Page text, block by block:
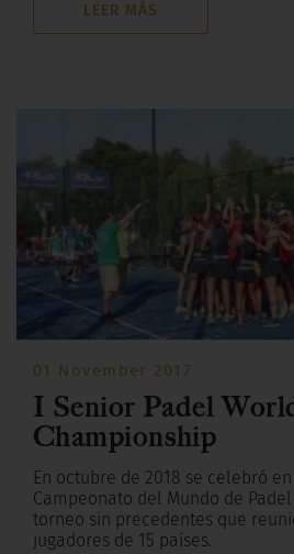
LEER MÁS
01 November 2017
I Senior Padel
Championship
En octubre de 2018 se celebró
Campeonato del Mundo de
torneo sin precedentes que
jugadores de 15 países.